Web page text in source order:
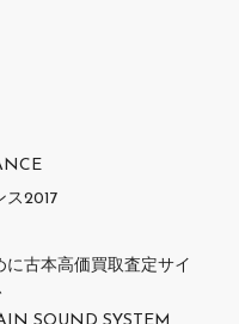
ス2017
古本高価買取査定サイ